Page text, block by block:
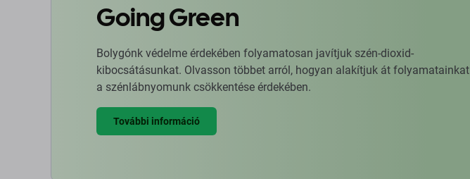
Going Green
Bolygónk védelme érdekében folyamatosan javítjuk szén-dioxid-
kibocsátásunkat. Olvasson többet arról, hogyan alakítjuk át folyamatainkat
a szénlábnyomunk csökkentése érdekében.
További információ